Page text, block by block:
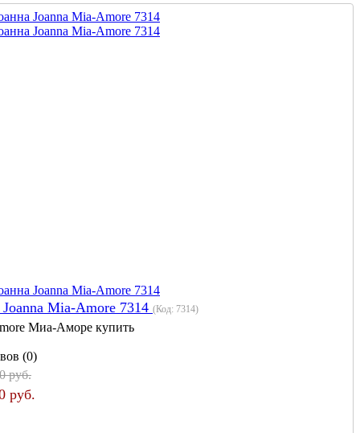
Mia-Amore 7314 (Код: 7314)
Миа-Аморе купить
(0)
руб.
руб.